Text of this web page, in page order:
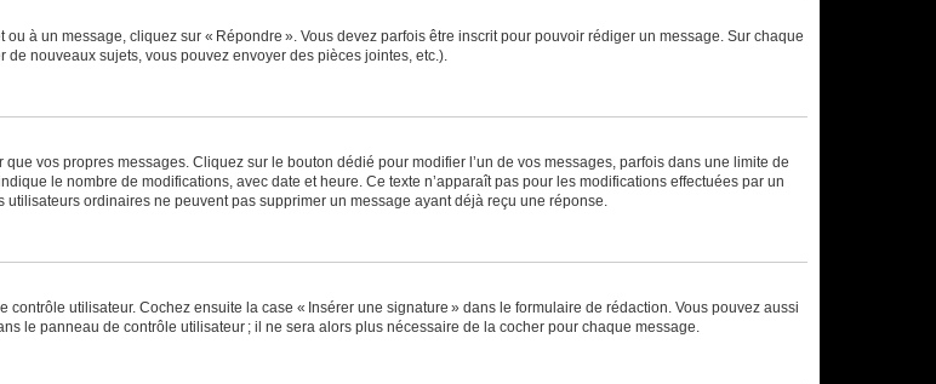
à un message, cliquez sur « Répondre ». Vous devez parfois être inscrit pour pouvoir rédiger un message. Sur chaque
nouveaux sujets, vous pouvez envoyer des pièces jointes, etc.).
vos propres messages. Cliquez sur le bouton dédié pour modifier l’un de vos messages, parfois dans une limite de
le nombre de modifications, avec date et heure. Ce texte n’apparaît pas pour les modifications effectuées par un
ordinaires ne peuvent pas supprimer un message ayant déjà reçu une réponse.
utilisateur. Cochez ensuite la case « Insérer une signature » dans le formulaire de rédaction. Vous pouvez aussi
le panneau de contrôle utilisateur ; il ne sera alors plus nécessaire de la cocher pour chaque message.